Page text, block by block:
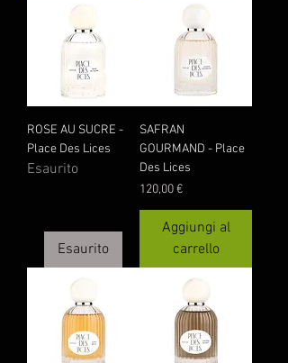
ROSE AU SUCRE -
Place Des Lices
Esaurito
Esaurito
SAFRAN
GOURMAND - Place
Des Lices
Prezzo
120,00 €
Aggiungi al
carrello